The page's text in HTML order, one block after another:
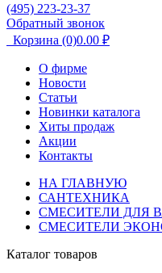
(495) 223-23-37
Обратный звонок
Корзина (0)0.00 ₽
О фирме
Новости
Статьи
Новинки каталога
Хиты продаж
Акции
Контакты
НА ГЛАВНУЮ
САНТЕХНИКА
СМЕСИТЕЛИ ДЛЯ
СМЕСИТЕЛИ
Каталог товаров